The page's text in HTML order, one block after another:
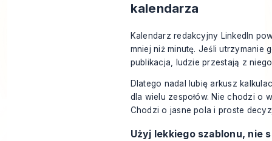
kalendarza
Kalendarz redakcyjny LinkedIn
mniej niż minutę. Jeśli utrzymanie
publikacja, ludzie przestają z
Dlatego nadal lubię arkusz
dla wielu zespołów. Nie chodzi o
Chodzi o jasne pola i proste
Użyj lekkiego szablonu, nie